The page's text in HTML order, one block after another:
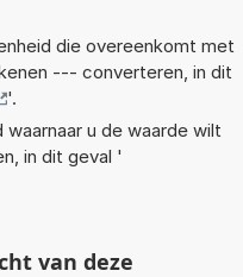
die overeenkomt met
--- converteren, in dit
'.
u de waarde wilt
in dit geval '
van deze